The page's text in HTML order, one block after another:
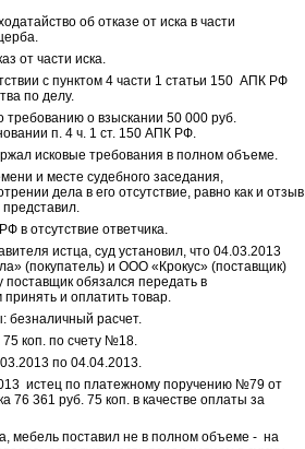
об отказе от иска в части
от части иска.
с пунктом 4 части 1 статьи 150 АПК РФ
по делу.
требованию о взыскании 50 000 руб.
п. 4 ч. 1 ст. 150 АПК РФ.
исковые требования в полном объеме.
и месте судебного заседания,
дела в его отсутствие, равно как и отзыв
в отсутствие ответчика.
истца, суд установил, что 04.03.2013
(покупатель) и ООО «Крокус» (поставщик)
поставщик обязался передать в
и оплатить товар.
безналичный расчет.
75 коп. по счету №18.
по 04.04.2013.
истец по платежному поручению №79 от
76 361 руб. 75 коп. в качестве оплаты за
мебель поставил не в полном объеме - на